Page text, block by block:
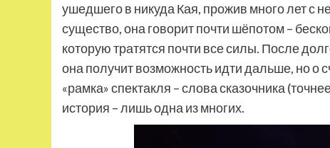
ушедшего в никуда Кая, прожив много лет с
существо, она говорит почти шёпотом –
которую тратятся почти все силы. После
она получит возможность идти дальше, но о
«рамка» спектакля – слова сказочника
история – лишь одна из многих.